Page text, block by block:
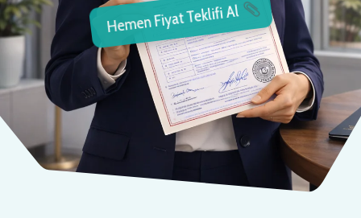
Hemen Fiyat Teklifi Al